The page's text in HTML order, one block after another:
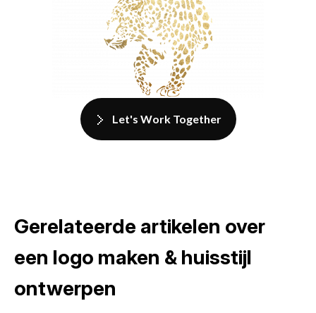
Let's Work Together
Gerelateerde artikelen over
een logo maken & huisstijl
ontwerpen